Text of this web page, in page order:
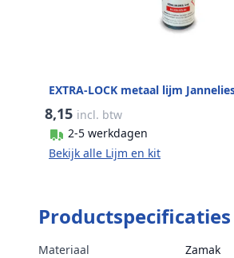
EXTRA-LOCK metaal lijm
8,15 incl. btw
2-5 werkdagen
Bekijk alle Lijm en kit
Productspecificaties
Materiaal
Zamak